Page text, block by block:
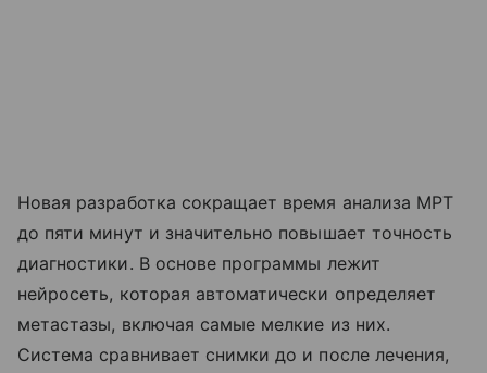
Новая разработка сокращает время анализа МРТ
до пяти минут и значительно повышает точность
диагностики. В основе программы лежит
нейросеть, которая автоматически определяет
метастазы, включая самые мелкие из них.
Система сравнивает снимки до и после лечения,